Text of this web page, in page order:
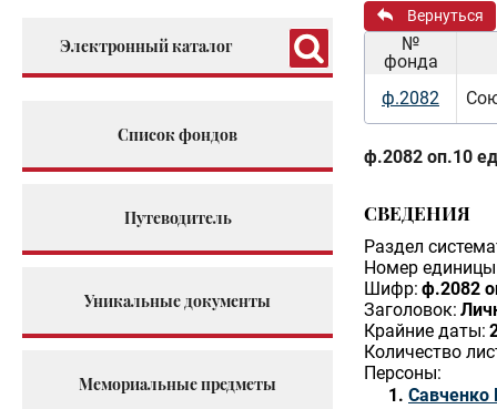
Электронный каталог
Список фондов
Путеводитель
Уникальные документы
Мемориальные предметы
Вернуться
№
фонда
ф.2082
ф.2082 оп.10
СВЕДЕНИЯ
Раздел
Номер единицы
Шифр: ф.2082
Заголовок:
Крайние даты:
Количество
Персоны:
Савченко